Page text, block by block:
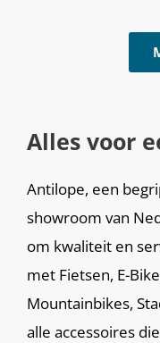
Alles voor
Antilope, een
showroom van
om kwaliteit en
met Fietsen, E-
Mountainbikes,
alle accessoires